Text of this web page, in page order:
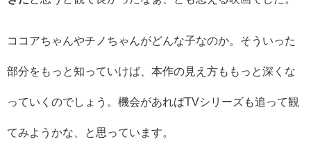
ココアちゃんやチノちゃんがどんな子なのか。そういった
部分をもっと知っていけば、本作の見え方ももっと深くな
っていくのでしょう。機会があればTVシリーズも追って観
てみようかな、と思っています。